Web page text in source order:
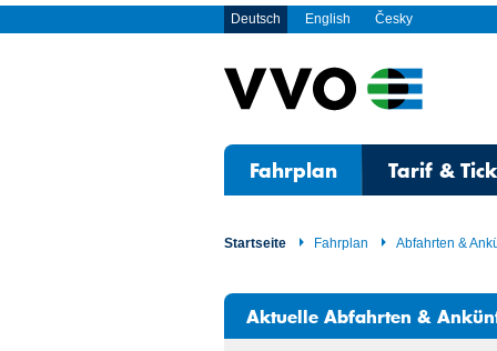
Deutsch English Česky
Fahrplan Tarif &
Startseite Fahrplan Abfahrten &
Aktuelle Abfahrten &